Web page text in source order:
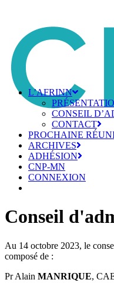
L’AFRINN
CONSEIL
CONTACT
PROCHAINE
ARCHIVES
ADHÉSION
CNP-MN
CONNEXION
Conseil
Au 14 octobre 2023, le
composé de :
Pr Alain MANRIQUE,